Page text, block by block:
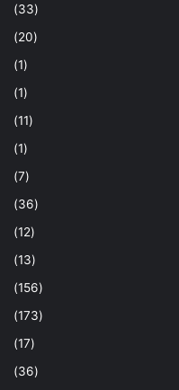
(33)
(20)
(1)
(1)
(11)
(1)
(7)
(36)
(12)
(13)
(156)
(173)
(17)
(36)